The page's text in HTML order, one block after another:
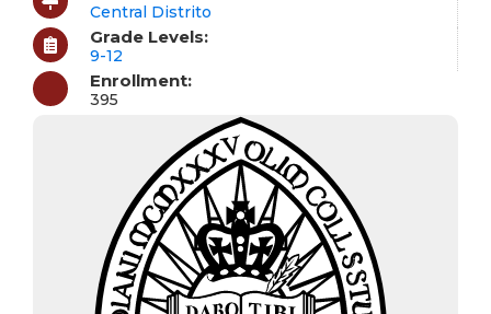
Central Distrito
Grade Levels:
9-12
Enrollment:
395